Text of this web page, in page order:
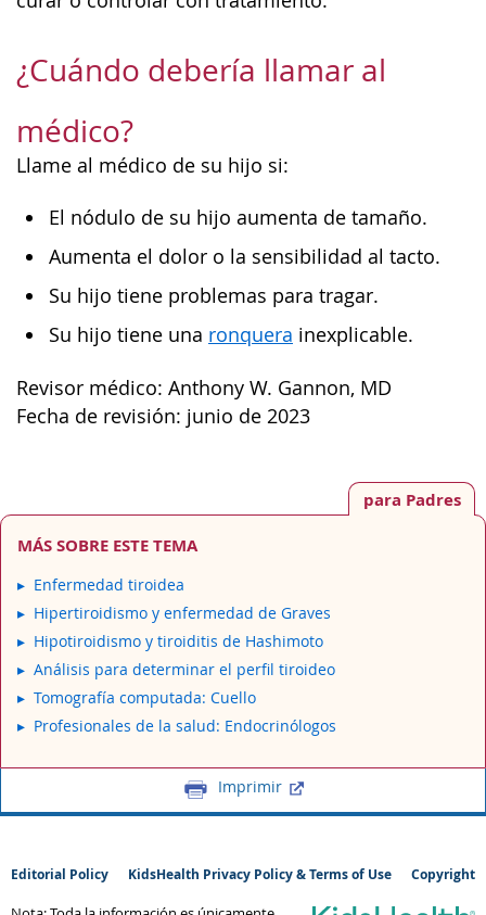
¿Cuándo debería llamar al
médico?
Llame al médico de su hijo si:
El nódulo de su hijo aumenta de tamaño.
Aumenta el dolor o la sensibilidad al tacto.
Su hijo tiene problemas para tragar.
Su hijo tiene una ronquera inexplicable.
Revisor médico: Anthony W. Gannon, MD
Fecha de revisión: junio de 2023
para Padres
MÁS SOBRE ESTE TEMA
Enfermedad tiroidea
Hipertiroidismo y enfermedad de Graves
Hipotiroidismo y tiroiditis de Hashimoto
Análisis para determinar el perfil tiroideo
Tomografía computada: Cuello
Profesionales de la salud: Endocrinólogos
Imprimir
Editorial Policy KidsHealth Privacy Policy & Terms of Use Copyright